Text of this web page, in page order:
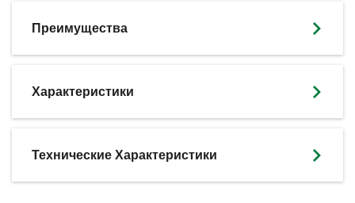
Преимущества
Характеристики
Технические Характеристики